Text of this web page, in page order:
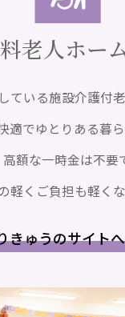
老人ホー
ている施設介護付老
適でゆとりある暮
高額な一時金は不要
軽くご負担も軽くな
きゅうのサイト